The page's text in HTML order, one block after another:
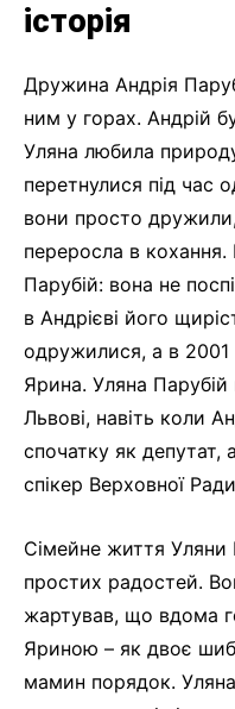
історія
Дружина Андрія
ним у горах. Андрій
Уляна любила
перетнулися під час
вони просто
переросла в кохання.
Парубій: вона не
в Андрієві його
одружилися, а в 2001
Ярина. Уляна
Львові, навіть коли
спочатку як
спікер Верховної
Сімейне життя Уляни
простих радостей.
жартував, що вдома
Яриною – як двоє
мамин порядок.